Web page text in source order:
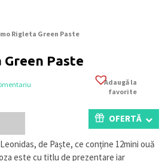
Rigleta Green Paste
Paste
Adaugă la
favorite
OFERTĂ
de Paște, ce conține 12mini ouă
este cu titlu de prezentare iar